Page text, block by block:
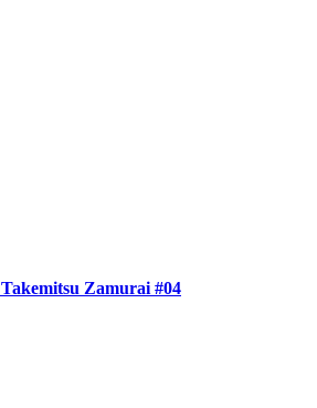
Takemitsu Zamurai #04